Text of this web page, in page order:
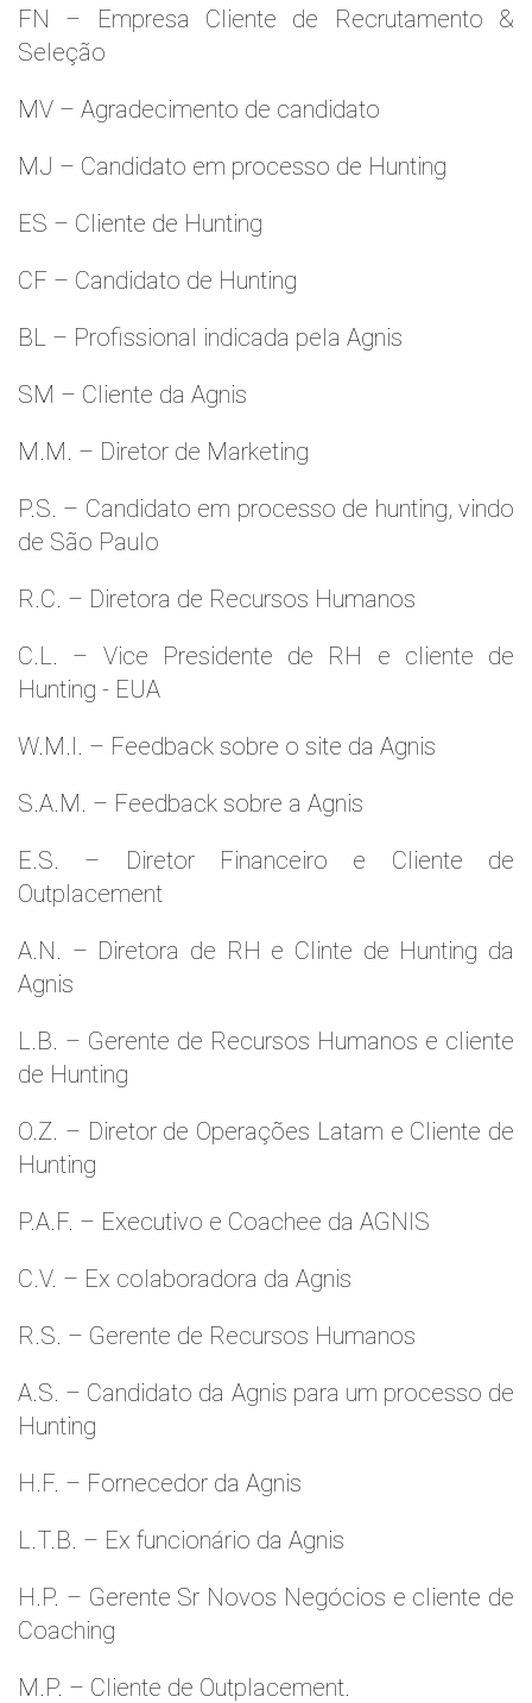
FN – Empresa Cliente de Recrutamento &
Seleção
MV – Agradecimento de candidato
MJ – Candidato em processo de Hunting
ES – Cliente de Hunting
CF – Candidato de Hunting
BL – Profissional indicada pela Agnis
SM – Cliente da Agnis
M.M. – Diretor de Marketing
P.S. – Candidato em processo de hunting, vindo
de São Paulo
R.C. – Diretora de Recursos Humanos
C.L. – Vice Presidente de RH e cliente de
Hunting - EUA
W.M.l. – Feedback sobre o site da Agnis
S.A.M. – Feedback sobre a Agnis
E.S. – Diretor Financeiro e Cliente de
Outplacement
A.N. – Diretora de RH e Clinte de Hunting da
Agnis
L.B. – Gerente de Recursos Humanos e cliente
de Hunting
O.Z. – Diretor de Operações Latam e Cliente de
Hunting
P.A.F. – Executivo e Coachee da AGNIS
C.V. – Ex colaboradora da Agnis
R.S. – Gerente de Recursos Humanos
A.S. – Candidato da Agnis para um processo de
Hunting
H.F. – Fornecedor da Agnis
L.T.B. – Ex funcionário da Agnis
H.P. – Gerente Sr Novos Negócios e cliente de
Coaching
M.P. – Cliente de Outplacement.